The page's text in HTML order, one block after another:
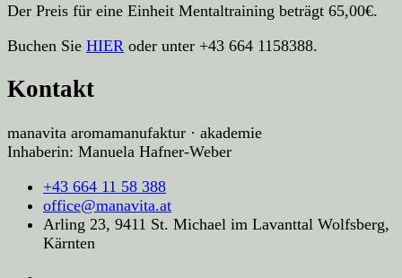
Der Preis für eine Einheit Mentaltraining beträgt 65,00€.
Buchen Sie HIER oder unter +43 664 1158388.
Kontakt
manavita aromamanufaktur · akademie
Inhaberin: Manuela Hafner-Weber
+43 664 11 58 388
office@manavita.at
Arling 23, 9411 St. Michael im Lavanttal Wolfsberg,
Kärnten